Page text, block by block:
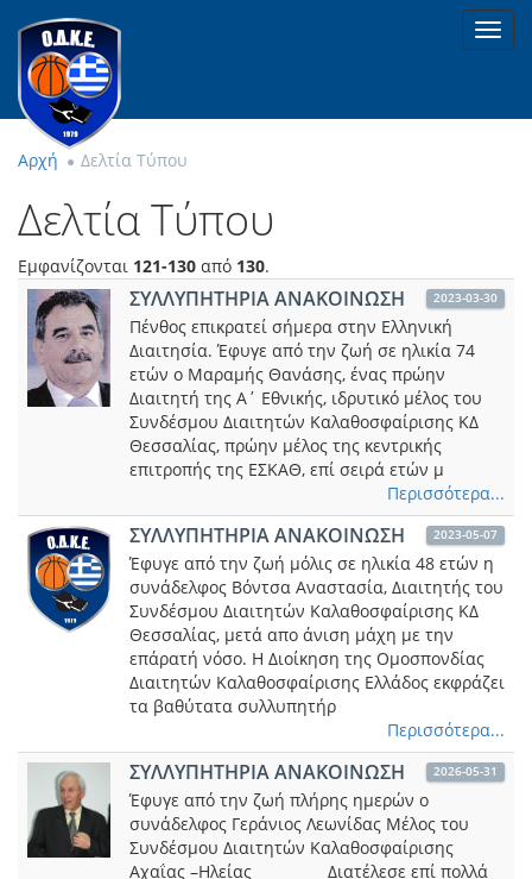
Αρχή Δελτία Τύπου
Δελτία Τύπου
Εμφανίζονται 121-130 από 130.
ΣΥΛΛΥΠΗΤΗΡΙΑ ΑΝΑΚΟΙΝΩΣΗ 2023-03-30
Πένθος επικρατεί σήμερα στην Ελληνική
Διαιτησία. Έφυγε από την ζωή σε ηλικία 74
ετών ο Μαραμής Θανάσης, ένας πρώην
Διαιτητή της Α΄ Εθνικής, ιδρυτικό μέλος του
Συνδέσμου Διαιτητών Καλαθοσφαίρισης ΚΔ
Θεσσαλίας, πρώην μέλος της κεντρικής
επιτροπής της ΕΣΚΑΘ, επί σειρά ετών μ
Περισσότερα...
ΣΥΛΛΥΠΗΤΗΡΙΑ ΑΝΑΚΟΙΝΩΣΗ 2023-05-07
Έφυγε από την ζωή μόλις σε ηλικία 48 ετών η
συνάδελφος Βόντσα Αναστασία, Διαιτητής του
Συνδέσμου Διαιτητών Καλαθοσφαίρισης ΚΔ
Θεσσαλίας, μετά απο άνιση μάχη με την
επάρατή νόσο. Η Διοίκηση της Ομοσπονδίας
Διαιτητών Καλαθοσφαίρισης Ελλάδος εκφράζει
τα βαθύτατα συλλυπητήρ
Περισσότερα...
ΣΥΛΛΥΠΗΤΗΡΙΑ ΑΝΑΚΟΙΝΩΣΗ 2026-05-31
Έφυγε από την ζωή πλήρης ημερών ο
συνάδελφος Γεράνιος Λεωνίδας Μέλος του
Συνδέσμου Διαιτητών Καλαθοσφαίρισης
Αχαΐας –Ηλείας Διατέλεσε επί πολλά